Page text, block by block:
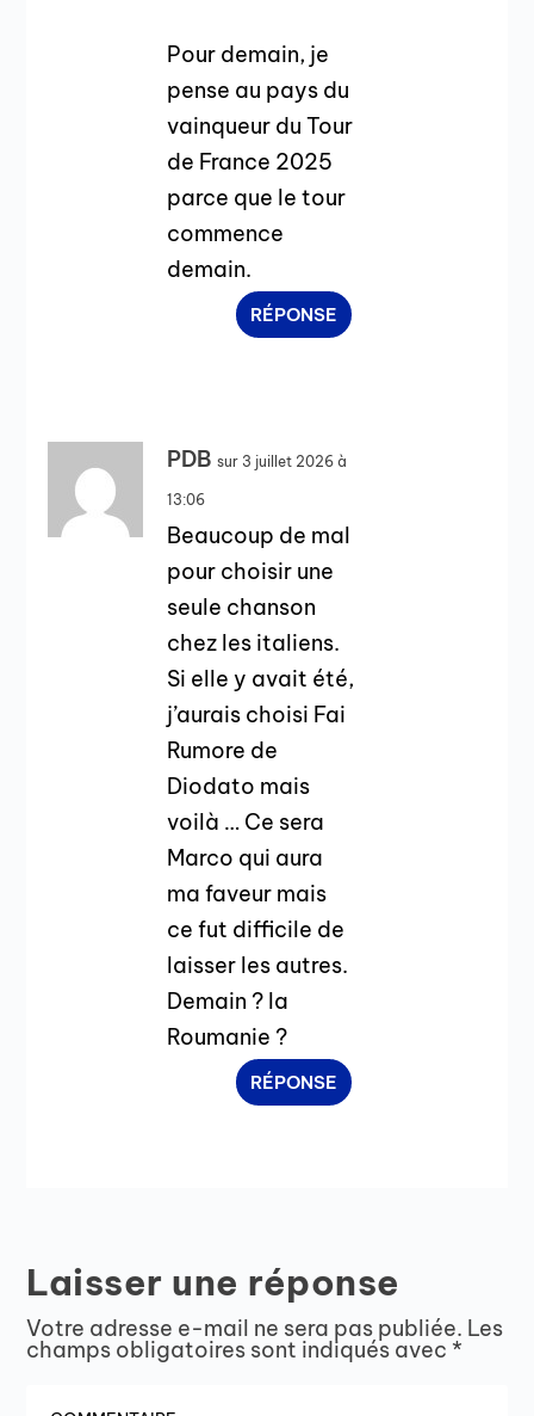
Pour demain, je
pense au pays du
vainqueur du Tour
de France 2025
parce que le tour
commence
demain.
RÉPONSE
PDB sur 3 juillet 2026 à
13:06
Beaucoup de mal
pour choisir une
seule chanson
chez les italiens.
Si elle y avait été,
j’aurais choisi Fai
Rumore de
Diodato mais
voilà … Ce sera
Marco qui aura
ma faveur mais
ce fut difficile de
laisser les autres.
Demain ? la
Roumanie ?
RÉPONSE
Laisser une réponse
Votre adresse e-mail ne sera pas publiée. Les
champs obligatoires sont indiqués avec *